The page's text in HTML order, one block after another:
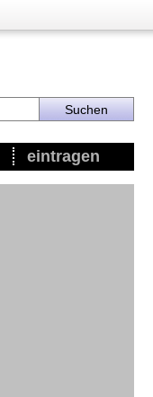
eintragen